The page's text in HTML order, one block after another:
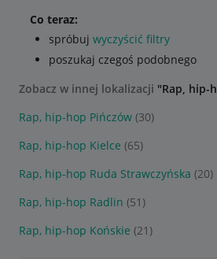
Co teraz:
spróbuj wyczyścić filtry
poszukaj czegoś podobnego
Zobacz w innej lokalizacji "Rap, hip-
Rap, hip-hop Pińczów (30)
Rap, hip-hop Kielce (65)
Rap, hip-hop Ruda Strawczyńska (20)
Rap, hip-hop Radlin (51)
Rap, hip-hop Końskie (21)